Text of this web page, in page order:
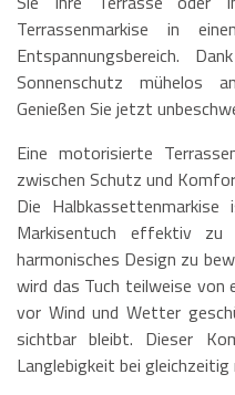
Terrassenmarkise in
Entspannungsbereich.
Sonnenschutz mühelos
Genießen Sie jetzt
Eine motorisierte
zwischen Schutz und
Die
Markisentuch effektiv
harmonisches Design zu
wird das Tuch teilweise von
vor Wind und Wetter
sichtbar bleibt. Dieser
Langlebigkeit bei